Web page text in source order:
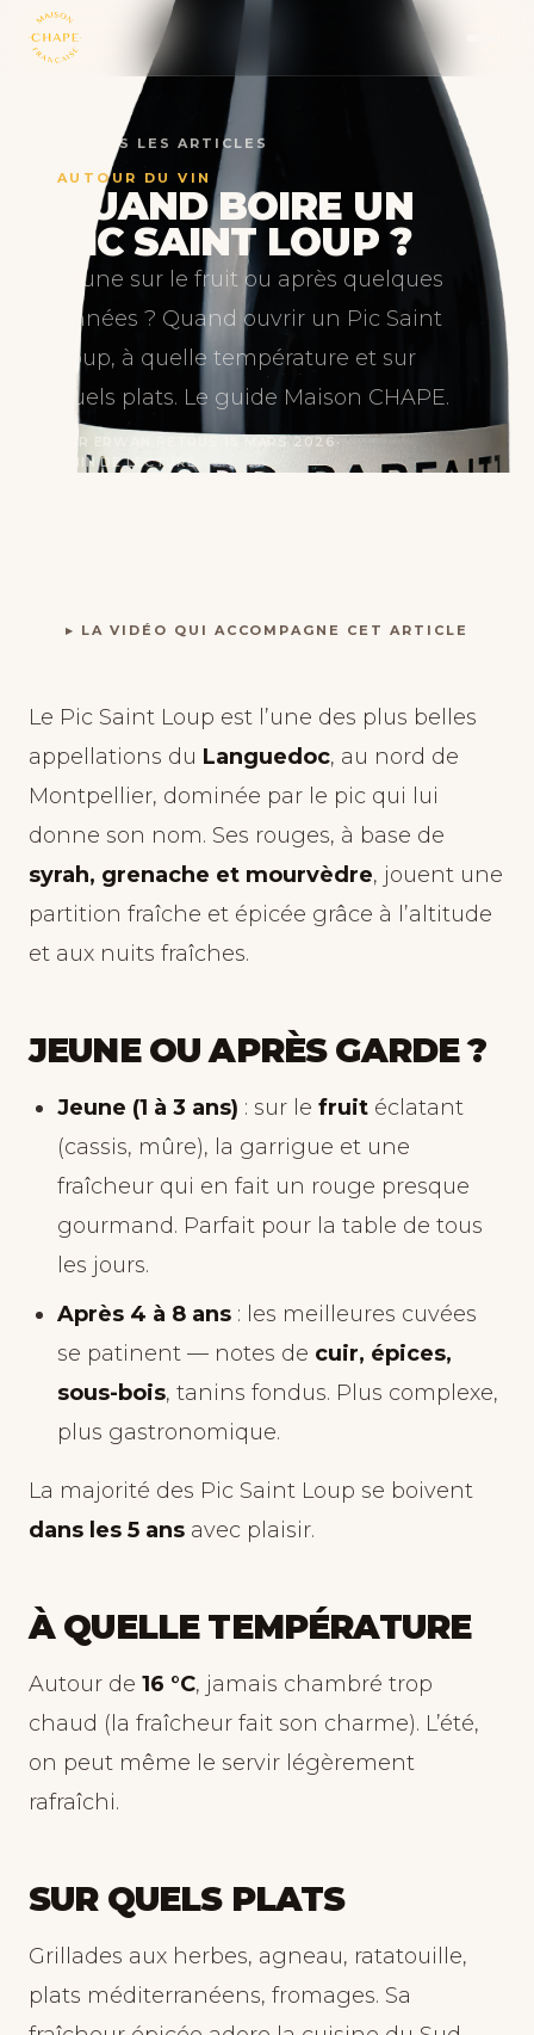
← TOUS LES ARTICLES
AUTOUR DU VIN
QUAND BOIRE UN
PIC SAINT LOUP ?
Jeune sur le fruit ou après quelques
années ? Quand ouvrir un Pic Saint
Loup, à quelle température et sur
quels plats. Le guide Maison CHAPE.
PAR ERWAN PETRUS 15 MARS 2026 ·
1 MIN DE LECTURE
▸ LA VIDÉO QUI ACCOMPAGNE CET ARTICLE
Le Pic Saint Loup est l’une des plus belles
appellations du Languedoc, au nord de
Montpellier, dominée par le pic qui lui
donne son nom. Ses rouges, à base de
syrah, grenache et mourvèdre, jouent une
partition fraîche et épicée grâce à l’altitude
et aux nuits fraîches.
JEUNE OU APRÈS GARDE ?
Jeune (1 à 3 ans) : sur le fruit éclatant
(cassis, mûre), la garrigue et une
fraîcheur qui en fait un rouge presque
gourmand. Parfait pour la table de tous
les jours.
Après 4 à 8 ans : les meilleures cuvées
se patinent — notes de cuir, épices,
sous-bois, tanins fondus. Plus complexe,
plus gastronomique.
La majorité des Pic Saint Loup se boivent
dans les 5 ans avec plaisir.
À QUELLE TEMPÉRATURE
Autour de 16 °C, jamais chambré trop
chaud (la fraîcheur fait son charme). L’été,
on peut même le servir légèrement
rafraîchi.
SUR QUELS PLATS
Grillades aux herbes, agneau, ratatouille,
plats méditerranéens, fromages. Sa